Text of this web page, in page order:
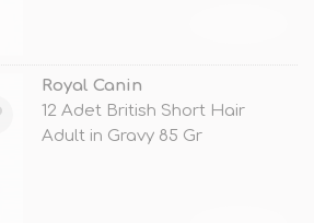
Royal Canin
12 Adet British Short Hair
Adult in Gravy 85 Gr